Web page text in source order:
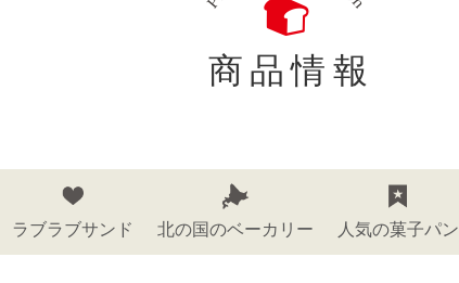
商品情報
ラブラブサンド 北の国のベーカリー 人気の菓子パン